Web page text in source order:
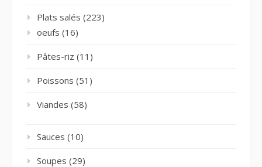
Plats salés (223)
oeufs (16)
Pâtes-riz (11)
Poissons (51)
Viandes (58)
Sauces (10)
Soupes (29)